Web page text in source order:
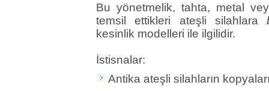
Bu yönetmelik, tahta, metal
temsil ettikleri ateşli silahlara
kesinlik modelleri ile ilgilidir.
İstisnalar:
Antika ateşli silahların